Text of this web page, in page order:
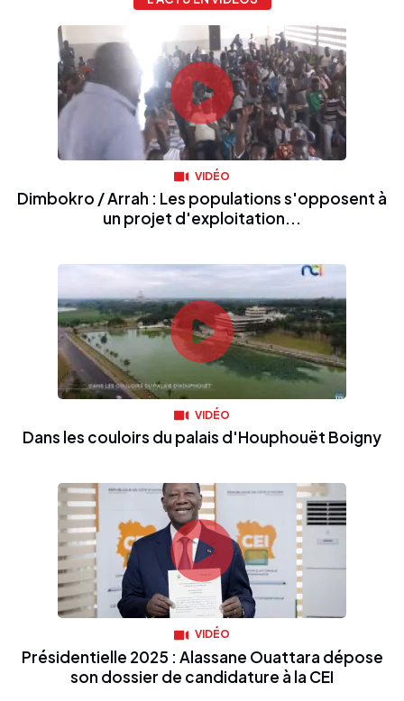
VIDÉO
Dimbokro / Arrah : Les populations s'opposent à
un projet d'exploitation...
VIDÉO
Dans les couloirs du palais d'Houphouët Boigny
VIDÉO
Présidentielle 2025 : Alassane Ouattara dépose
son dossier de candidature à la CEI